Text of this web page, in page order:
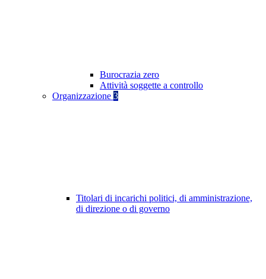
Burocrazia zero
Attività soggette a controllo
Organizzazione 3
Titolari di incarichi politici, di amministrazione,
di direzione o di governo